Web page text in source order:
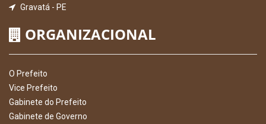
Gravatá - PE
ORGANIZACIONAL
O Prefeito
Vice Prefeito
Gabinete do Prefeito
Gabinete de Governo